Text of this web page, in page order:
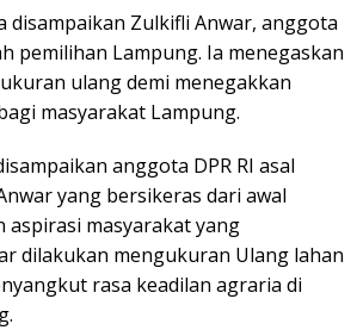
disampaikan Zulkifli Anwar, anggota
pemilihan Lampung. Ia menegaskan
ulang demi menegakkan
masyarakat Lampung.
anggota DPR RI asal
yang bersikeras dari awal
aspirasi masyarakat yang
dilakukan mengukuran Ulang lahan
rasa keadilan agraria di